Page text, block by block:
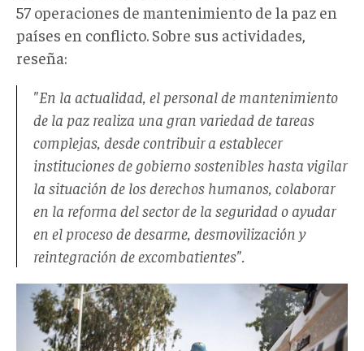
57 operaciones de mantenimiento de la paz en
países en conflicto. Sobre sus actividades,
reseña:
"En la actualidad, el personal de mantenimiento
de la paz realiza una gran variedad de tareas
complejas, desde contribuir a establecer
instituciones de gobierno sostenibles hasta vigilar
la situación de los derechos humanos, colaborar
en la reforma del sector de la seguridad o ayudar
en el proceso de desarme, desmovilización y
reintegración de excombatientes".